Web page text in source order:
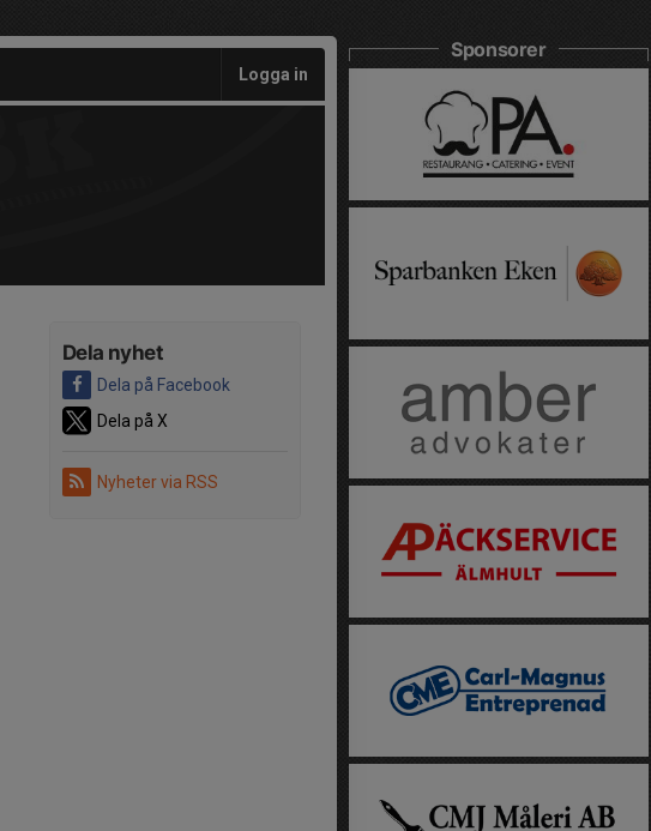
Logga in
Dela nyhet
Dela på Facebook
Dela på X
Nyheter via RSS
Sponsorer